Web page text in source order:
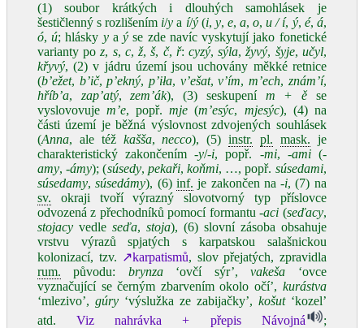
(1) soubor krátkých i dlouhých samohlásek je
šestičlenný s rozlišením i/y a í/ý(i, y, e, a,o,u / í, ý, é, á,
ó,ú; hlásky yaý se zde navíc vyskytují jako fonetické
varianty poz, s, c,ž,š, č, ř: cyzý,sýla,žyvý, šyje, učyl,
křyvý, (2) v jádru území jsou uchovány měkké retnice
(b’ežet, b’ič,p’ekný,p’iła, v’ešat,v’ím,m’ech, znám’í,
hříb’a, zap’atý,zem’ák), (3) seskupení m + ě se
vyslovovujem’e, popř.mje (m’esýc, mjesýc), (4) na
části území je běžná výslovnost zdvojených souhlásek
(Anna, ale též kašša,necco), (5)instr. pl. mask. je
charakteristický zakončením-y/-i, popř. -mi, -ami(-
amy,-ámy); (súsedy, pekaři, koňmi, …, popř. súsedami,
súsedamy,súsedámy), (6) inf. je zakončen na -i, (7) na
sv. okraji tvoří výrazný slovotvorný typ příslovce
odvozená z přechodníků pomocí formantu-aci (seďacy,
stojacy vedle seďa, stoja), (6) slovní zásoba obsahuje
vrstvu výrazů spjatých s karpatskou salašnickou
kolonizací, tzv. ↗karpatismů, slov přejatých, zpravidla
rum. původu: brynzaʻovčí sýr’,vakeša ʻovce
vyznačující se černým zbarvením okolo očí’, kurástva
ʻmlezivo’, gúryʻvýslužka ze zabijačky’, košutʻkozel’
atd.Viz nahrávka + přepis Návojná
;